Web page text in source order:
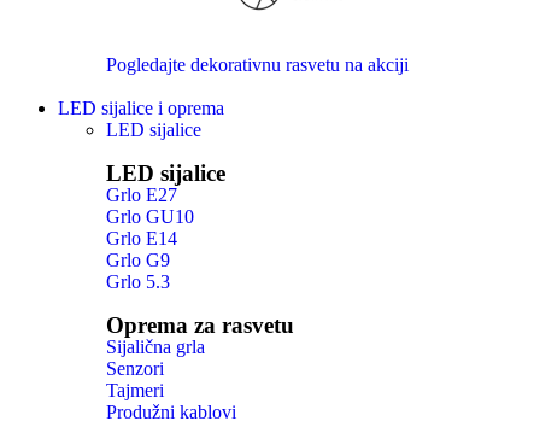
Pogledajte dekorativnu rasvetu na akciji
LED sijalice i oprema
LED sijalice
LED sijalice
Grlo E27
Grlo GU10
Grlo E14
Grlo G9
Grlo 5.3
Oprema za rasvetu
Sijalična grla
Senzori
Tajmeri
Produžni kablovi